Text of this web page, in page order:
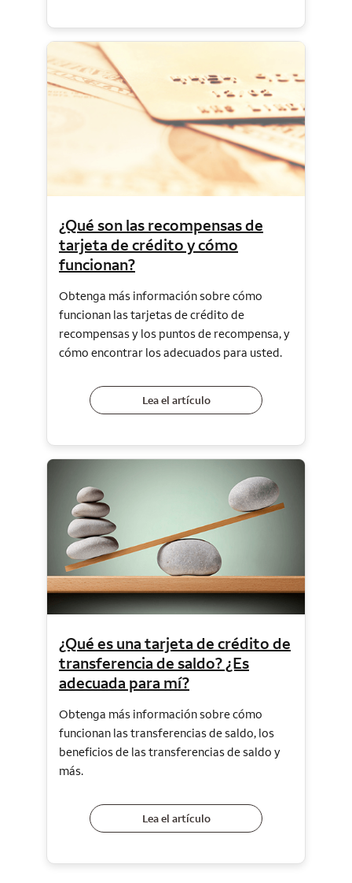
¿Qué son las recompensas de
tarjeta de crédito y cómo
funcionan?
Obtenga más información sobre cómo
funcionan las tarjetas de crédito de
recompensas y los puntos de recompensa, y
cómo encontrar los adecuados para usted.
Lea el artículo
¿Qué es una tarjeta de crédito de
transferencia de saldo? ¿Es
adecuada para mí?
Obtenga más información sobre cómo
funcionan las transferencias de saldo, los
beneficios de las transferencias de saldo y
más.
Lea el artículo